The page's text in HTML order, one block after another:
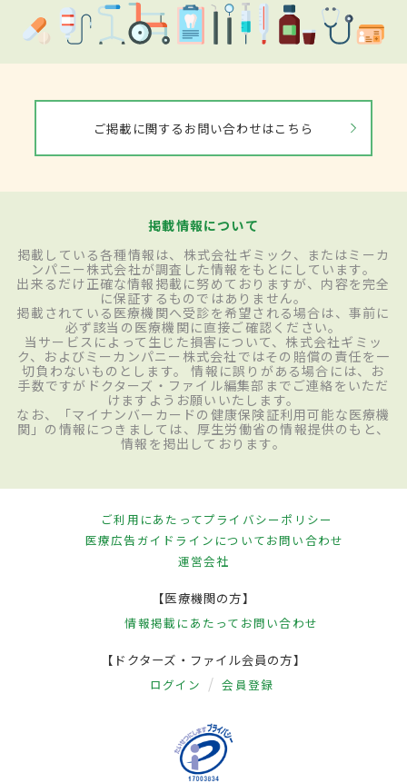
ご掲載に関するお問い合わせはこちら
掲載情報について
掲載している各種情報は、株式会社ギミック、またはミーカ
ンパニー株式会社が調査した情報をもとにしています。
出来るだけ正確な情報掲載に努めておりますが、内容を完全
に保証するものではありません。
掲載されている医療機関へ受診を希望される場合は、事前に
必ず該当の医療機関に直接ご確認ください。
当サービスによって生じた損害について、株式会社ギミッ
ク、およびミーカンパニー株式会社ではその賠償の責任を一
切負わないものとします。 情報に誤りがある場合には、お
手数ですがドクターズ・ファイル編集部までご連絡をいただ
けますようお願いいたします。
なお、「マイナンバーカードの健康保険証利用可能な医療機
関」の情報につきましては、厚生労働省の情報提供のもと、
情報を掲出しております。
ご利用にあたってプライバシーポリシー
医療広告ガイドラインについてお問い合わせ
運営会社
【医療機関の方】
情報掲載にあたって お問い合わせ
【ドクターズ・ファイル会員の方】
ログイン 会員登録